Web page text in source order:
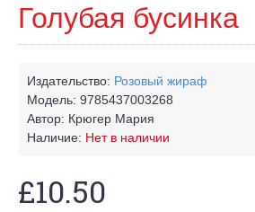
Голубая бусинка
Издательство: Розовый жираф
Модель: 9785437003268
Автор: Крюгер Мария
Наличие: Нет в наличии
£10.50